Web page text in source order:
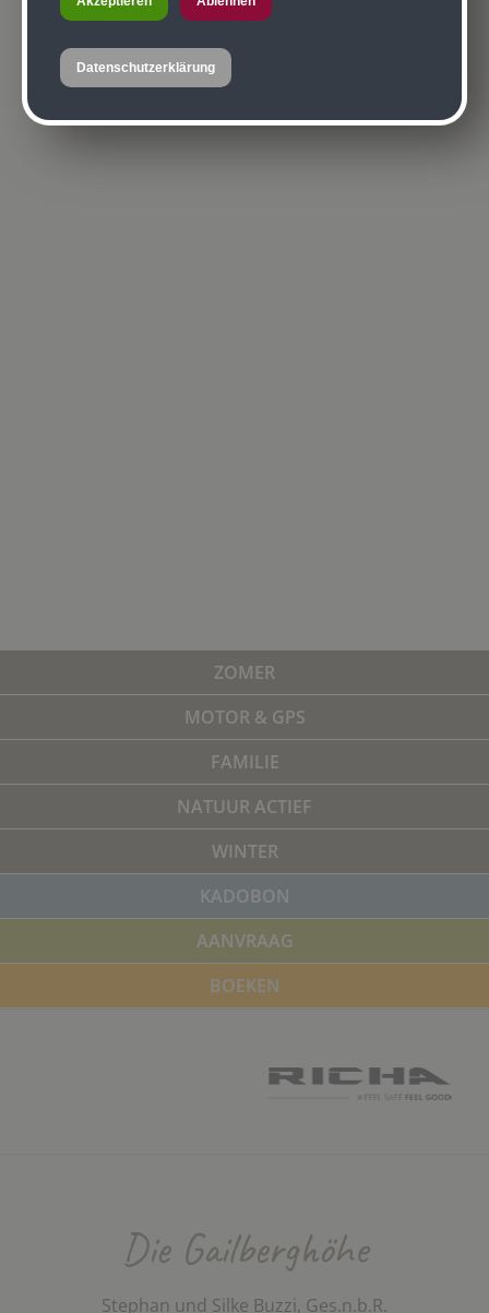
ZOMER
MOTOR & GPS
FAMILIE
NATUUR ACTIEF
WINTER
KADOBON
AANVRAAG
BOEKEN
Die Gailberghöhe
Stephan und Silke Buzzi, Ges.n.b.R.
Datenschutzerklärung